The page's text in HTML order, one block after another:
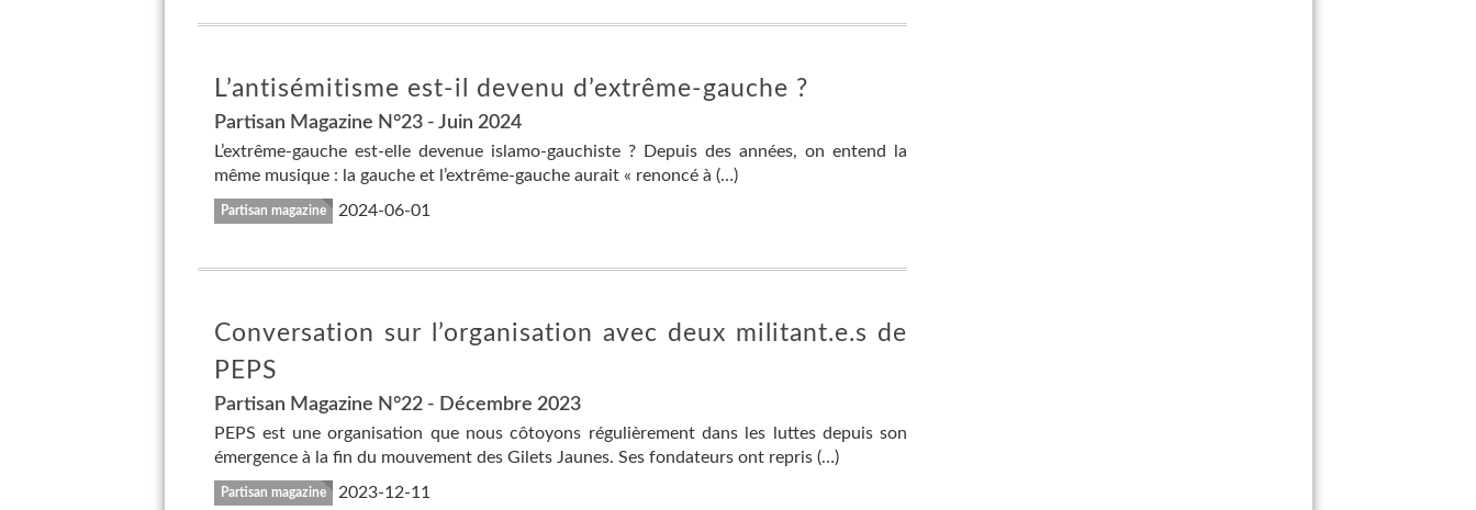
L’antisémitisme est-il devenu d’extrême-gauche ?
Partisan Magazine N°23 - Juin 2024
L’extrême-gauche est-elle devenue islamo-gauchiste ? Depuis des années, on entend la
même musique : la gauche et l’extrême-gauche aurait « renoncé à (…)
Partisan magazine 2024-06-01
Conversation sur l’organisation avec deux militant.e.s de
PEPS
Partisan Magazine N°22 - Décembre 2023
PEPS est une organisation que nous côtoyons régulièrement dans les luttes depuis son
émergence à la fin du mouvement des Gilets Jaunes. Ses fondateurs ont repris (…)
Partisan magazine 2023-12-11